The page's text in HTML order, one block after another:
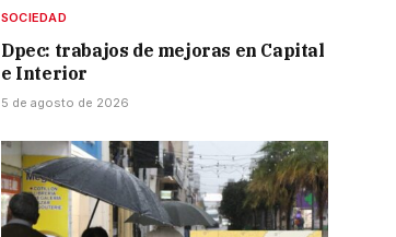
SOCIEDAD
Dpec: trabajos de mejoras en Capital
e Interior
5 de agosto de 2026